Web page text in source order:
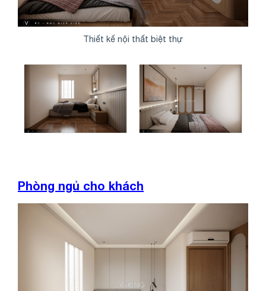
Thiết kế nội thất biệt thự
Phòng ngủ cho khách